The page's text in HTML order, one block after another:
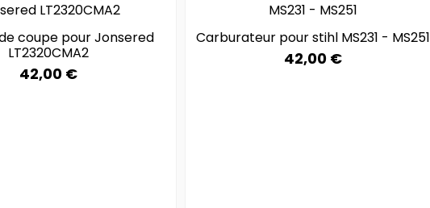
coupe pour Jonsered
LT2320CMA2
42,00 €
Carburateur pour stihl MS231 - MS251
42,00 €